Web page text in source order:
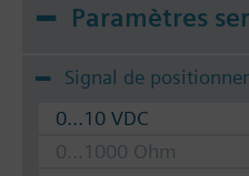
Paramètres
Signal de
0...10 VDC
0...1000 Ohm